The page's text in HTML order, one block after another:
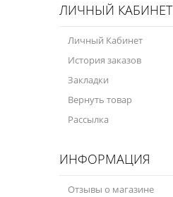
ЛИЧНЫЙ КАБИНЕТ
Личный Кабинет
История заказов
Закладки
Вернуть товар
Рассылка
ИНФОРМАЦИЯ
Отзывы о магазине